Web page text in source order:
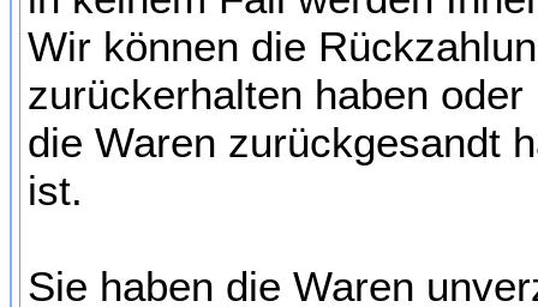
Wir können die
zurückerhalten haben
die Waren zurückgesandt
ist.
Sie haben die Waren